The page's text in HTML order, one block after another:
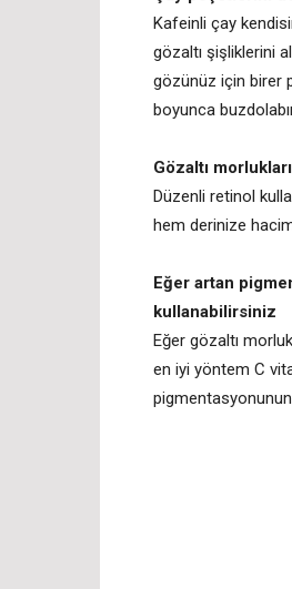
Kafeinli çay
gözaltı şişliklerini
gözünüz için birer
boyunca
Gözaltı
Düzenli retinol
hem derinize
Eğer artan
kullanabilirsiniz
Eğer gözaltı
en iyi yöntem C
pigmentasyonunun